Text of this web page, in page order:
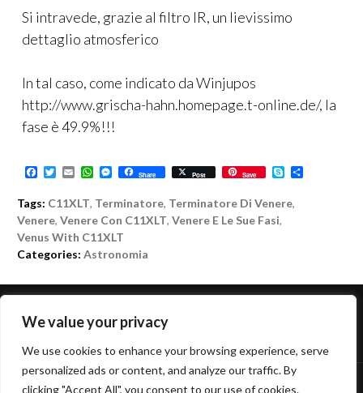
We value your privacy
We use cookies to enhance your browsing experience, serve
personalized ads or content, and analyze our traffic. By
clicking "Accept All", you consent to our use of cookies.
Si intravede, grazie al filtro IR, un lievissimo
dettaglio atmosferico
In tal caso, come indicato da Winjupos
http://www.grischa-hahn.homepage.t-online.de/, la
fase è 49.9%!!!
F
e
b
o
o
k
T
i
t
t
e
r
E
a
i
l
W
a
t
s
A
p
p
M
s
e
n
g
e
Share Post Save S
p
Tags: C11XLT, Terminatore, Terminatore Di Venere,
Venere, Venere Con C11XLT, Venere E Le Sue Fasi,
Venus With C11XLT
Categories: Astronomia
NAVIGAZIONE
ARTICOLO
←PREVIOUS POST